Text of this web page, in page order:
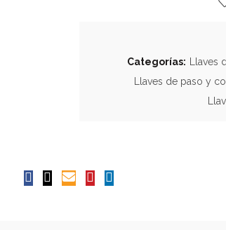
Categorías:
Llaves
Llaves de paso y